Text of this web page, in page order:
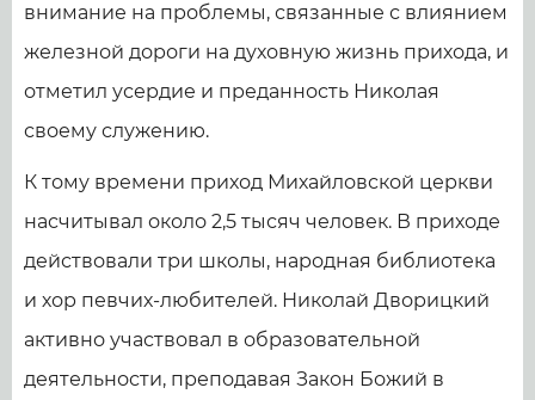
внимание на проблемы, связанные с влиянием
железной дороги на духовную жизнь прихода, и
отметил усердие и преданность Николая
своему служению.
К тому времени приход Михайловской церкви
насчитывал около 2,5 тысяч человек. В приходе
действовали три школы, народная библиотека
и хор певчих-любителей. Николай Дворицкий
активно участвовал в образовательной
деятельности, преподавая Закон Божий в